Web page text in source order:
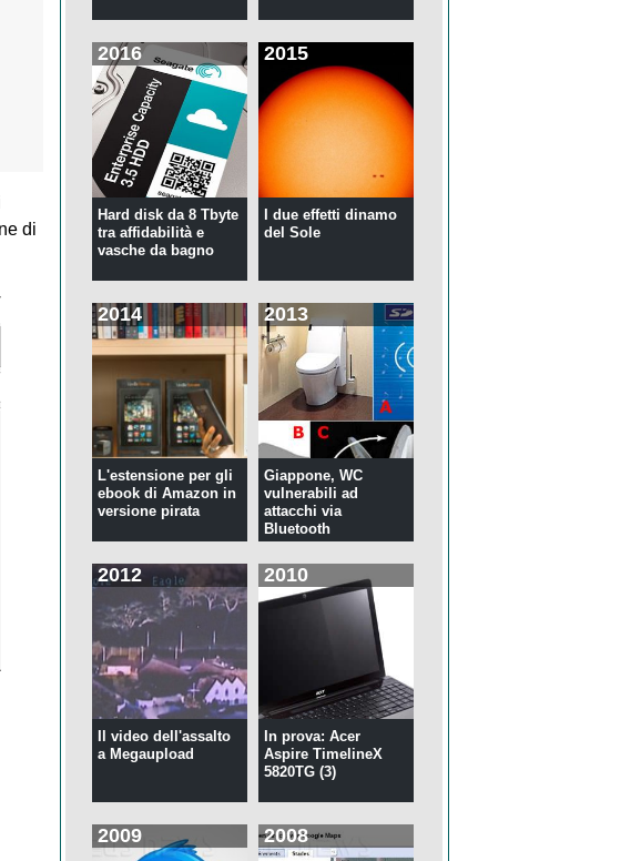
di
2016
Hard disk da 8 Tbyte
tra affidabilità e
vasche da bagno
2015
I due effetti dinamo
del Sole
2014
L'estensione per gli
ebook di Amazon in
versione pirata
2013
Giappone, WC
vulnerabili ad
attacchi via
Bluetooth
2012
Il video dell'assalto
a Megaupload
2010
In prova: Acer
Aspire TimelineX
5820TG (3)
2009 2008